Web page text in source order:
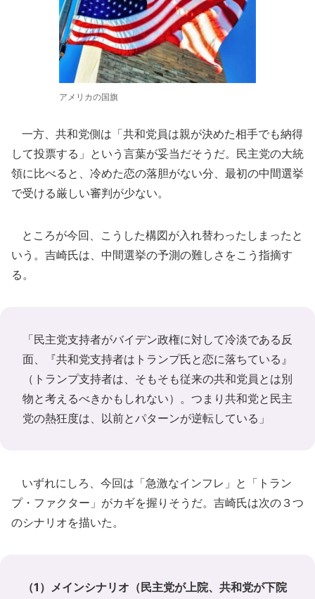
アメリカの国旗
一方、共和党側は「共和党員は親が決めた相手でも納得
して投票する」という言葉が妥当だそうだ。民主党の大統
領に比べると、冷めた恋の落胆がない分、最初の中間選挙
で受ける厳しい審判が少ない。
ところが今回、こうした構図が入れ替わったしまったと
いう。吉崎氏は、中間選挙の予測の難しさをこう指摘す
る。
「民主党支持者がバイデン政権に対して冷淡である反
面、『共和党支持者はトランプ氏と恋に落ちている』
（トランプ支持者は、そもそも従来の共和党員とは別
物と考えるべきかもしれない）。つまり共和党と民主
党の熱狂度は、以前とパターンが逆転している」
いずれにしろ、今回は「急激なインフレ」と「トラン
プ・ファクター」がカギを握りそうだ。吉崎氏は次の３つ
のシナリオを描いた。
（1）メインシナリオ（民主党が上院、共和党が下院